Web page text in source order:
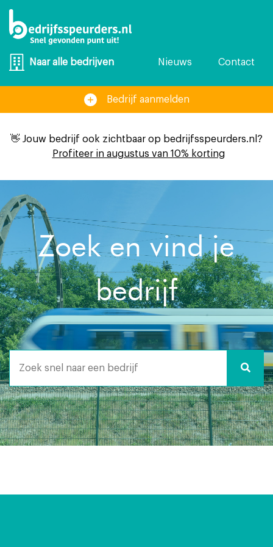
Naar alle bedrijven Nieuws Contact
Bedrijf aanmelden
👋 Jouw bedrijf ook zichtbaar op bedrijfsspeurders.nl?
Profiteer in augustus van 10% korting
Zoek en vind je
bedrijf